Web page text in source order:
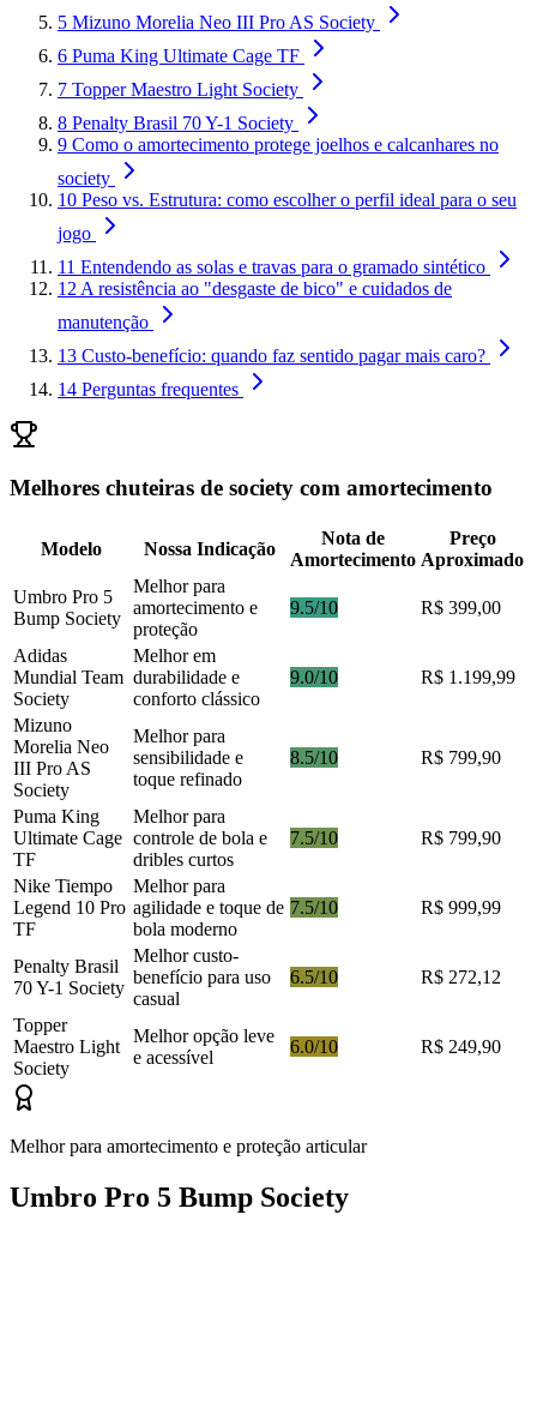
5 Mizuno Morelia Neo III Pro AS Society
6 Puma King Ultimate Cage TF
7 Topper Maestro Light Society
8 Penalty Brasil 70 Y-1 Society
9 Como o amortecimento protege joelhos e calcanhares no
society
10 Peso vs. Estrutura: como escolher o perfil ideal para o seu
jogo
11 Entendendo as solas e travas para o gramado sintético
12 A resistência ao "desgaste de bico" e cuidados de
manutenção
13 Custo-benefício: quando faz sentido pagar mais caro?
14 Perguntas frequentes
Melhores chuteiras de society com amortecimento
Modelo Nossa Indicação
Nota de
Amortecimento
Preço
Aproximado
Umbro Pro 5
Bump Society
Melhor para
amortecimento e
proteção
9.5/10 R$ 399,00
Adidas
Mundial Team
Society
Melhor em
durabilidade e
conforto clássico
9.0/10 R$ 1.199,99
Mizuno
Morelia Neo
III Pro AS
Society
Melhor para
sensibilidade e
toque refinado
8.5/10 R$ 799,90
Puma King
Ultimate Cage
TF
Melhor para
controle de bola e
dribles curtos
7.5/10 R$ 799,90
Nike Tiempo
Legend 10 Pro
TF
Melhor para
agilidade e toque de
bola moderno
7.5/10 R$ 999,99
Penalty Brasil
70 Y-1 Society
Melhor custo-
benefício para uso
casual
6.5/10 R$ 272,12
Topper
Maestro Light
Society
Melhor opção leve
e acessível
6.0/10 R$ 249,90
Melhor para amortecimento e proteção articular
Umbro Pro 5 Bump Society